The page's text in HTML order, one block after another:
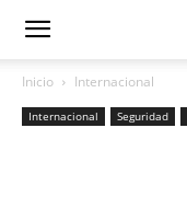
Inicio Internacional
Internacional Seguridad